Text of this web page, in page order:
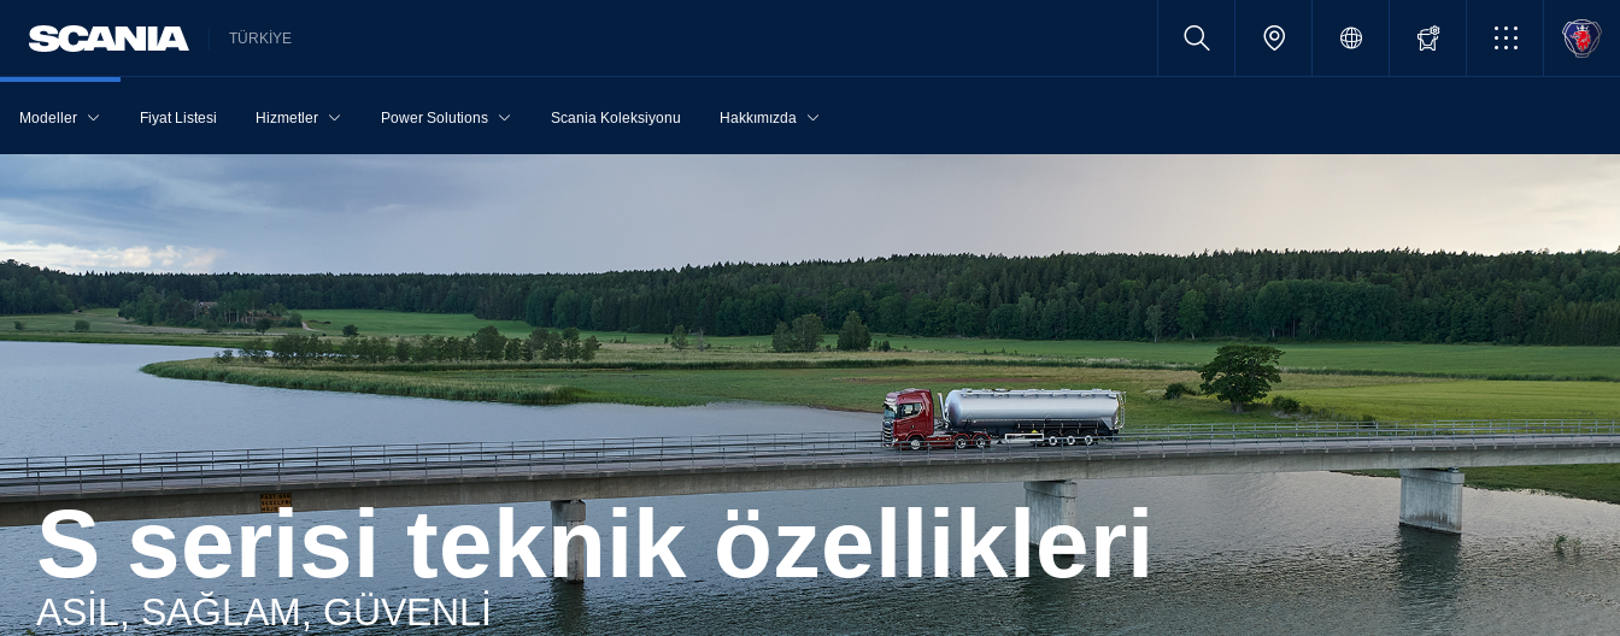
TÜRKİYE
Modeller Fiyat Listesi Hizmetler Power Solutions Scania Koleksiyonu Hakkımızda
S serisi teknik özellikleri
ASIL, SAĞLAM, GÜVENLI